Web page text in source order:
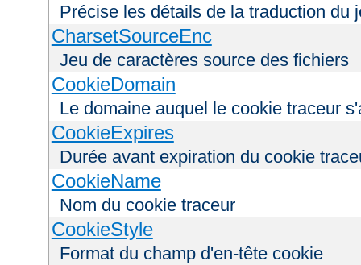
Précise les détails de la traduction du
CharsetSourceEnc
Jeu de caractères source des fichiers
CookieDomain
Le domaine auquel le cookie traceur
CookieExpires
Durée avant expiration du cookie
CookieName
Nom du cookie traceur
CookieStyle
Format du champ d'en-tête cookie